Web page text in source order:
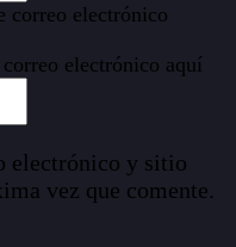
correo electrónico
electrónico aquí
electrónico y sitio
vez que comente.